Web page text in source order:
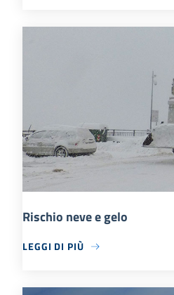
Rischio neve e gelo
LEGGI DI PIÙ